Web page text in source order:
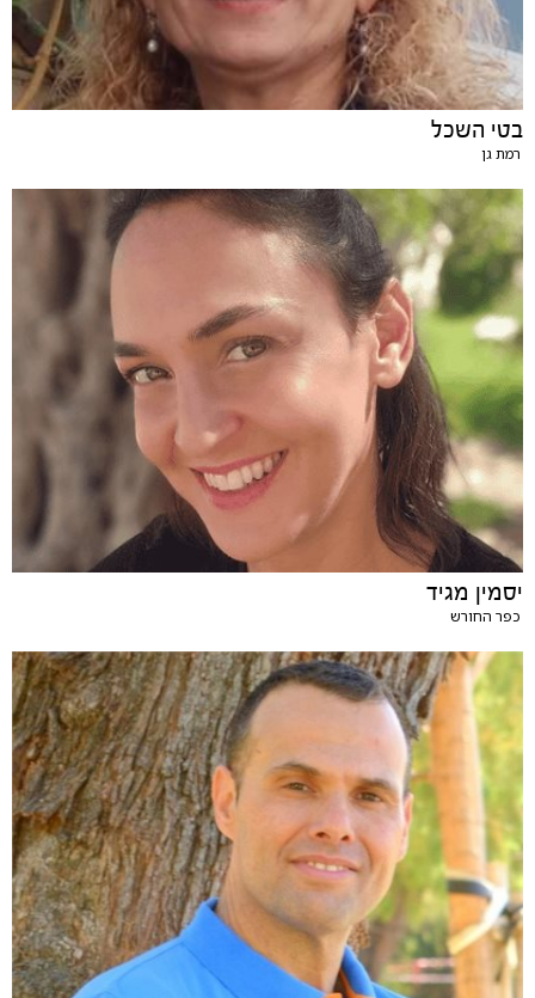
בטי השכל
רמת גן
יסמין מגיד
כפר החורש